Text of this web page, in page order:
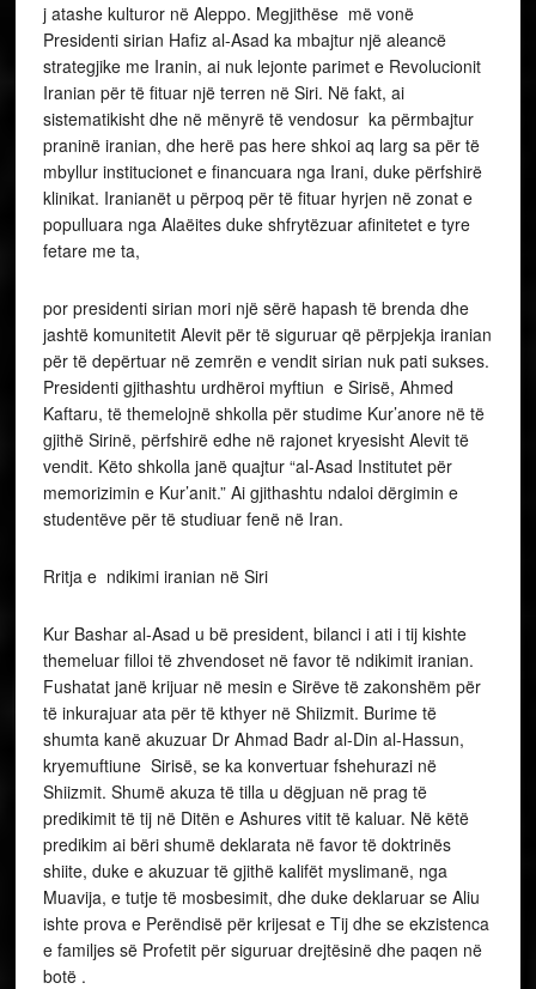
j atashe kulturor në Aleppo. Megjithëse më vonë
Presidenti sirian Hafiz al-Asad ka mbajtur një aleancë
strategjike me Iranin, ai nuk lejonte parimet e Revolucionit
Iranian për të fituar një terren në Siri. Në fakt, ai
sistematikisht dhe në mënyrë të vendosur ka përmbajtur
praninë iranian, dhe herë pas here shkoi aq larg sa për të
mbyllur institucionet e financuara nga Irani, duke përfshirë
klinikat. Iranianët u përpoq për të fituar hyrjen në zonat e
populluara nga Alaëites duke shfrytëzuar afinitetet e tyre
fetare me ta,
por presidenti sirian mori një sërë hapash të brenda dhe
jashtë komunitetit Alevit për të siguruar që përpjekja iranian
për të depërtuar në zemrën e vendit sirian nuk pati sukses.
Presidenti gjithashtu urdhëroi myftiun e Sirisë, Ahmed
Kaftaru, të themelojnë shkolla për studime Kur’anore në të
gjithë Sirinë, përfshirë edhe në rajonet kryesisht Alevit të
vendit. Këto shkolla janë quajtur “al-Asad Institutet për
memorizimin e Kur’anit.” Ai gjithashtu ndaloi dërgimin e
studentëve për të studiuar fenë në Iran.
Rritja e ndikimi iranian në Siri
Kur Bashar al-Asad u bë president, bilanci i ati i tij kishte
themeluar filloi të zhvendoset në favor të ndikimit iranian.
Fushatat janë krijuar në mesin e Sirëve të zakonshëm për
të inkurajuar ata për të kthyer në Shiizmit. Burime të
shumta kanë akuzuar Dr Ahmad Badr al-Din al-Hassun,
kryemuftiune Sirisë, se ka konvertuar fshehurazi në
Shiizmit. Shumë akuza të tilla u dëgjuan në prag të
predikimit të tij në Ditën e Ashures vitit të kaluar. Në këtë
predikim ai bëri shumë deklarata në favor të doktrinës
shiite, duke e akuzuar të gjithë kalifët myslimanë, nga
Muavija, e tutje të mosbesimit, dhe duke deklaruar se Aliu
ishte prova e Perëndisë për krijesat e Tij dhe se ekzistenca
e familjes së Profetit për siguruar drejtësinë dhe paqen në
botë .